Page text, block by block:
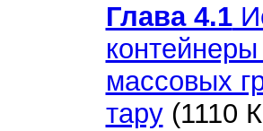
Глава 4.1
массовых
тару(1110